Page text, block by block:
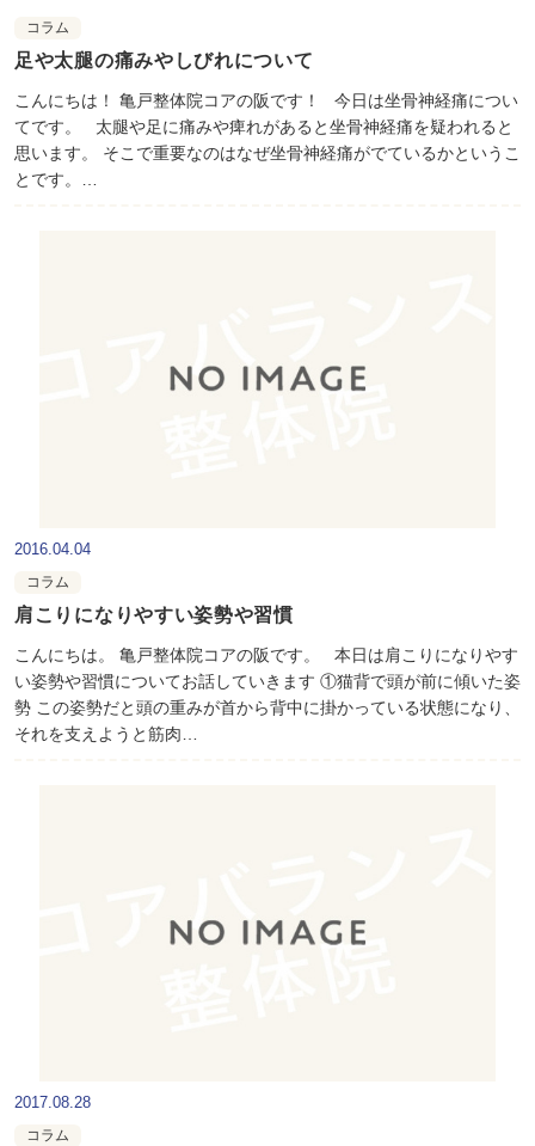
コラム
足や太腿の痛みやしびれについて
こんにちは！ 亀戸整体院コアの阪です！ 今日は坐骨神経痛につい
てです。 太腿や足に痛みや痺れがあると坐骨神経痛を疑われると
思います。 そこで重要なのはなぜ坐骨神経痛がでているかというこ
とです。…
2016.04.04
コラム
肩こりになりやすい姿勢や習慣
こんにちは。 亀戸整体院コアの阪です。 本日は肩こりになりやす
い姿勢や習慣についてお話していきます ①猫背で頭が前に傾いた姿
勢 この姿勢だと頭の重みが首から背中に掛かっている状態になり、
それを支えようと筋肉…
2017.08.28
コラム